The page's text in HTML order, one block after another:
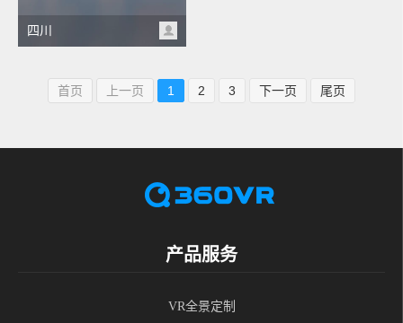
四川
首页 上一页 1 2 3 下一页 尾页
产品服务
VR全景定制